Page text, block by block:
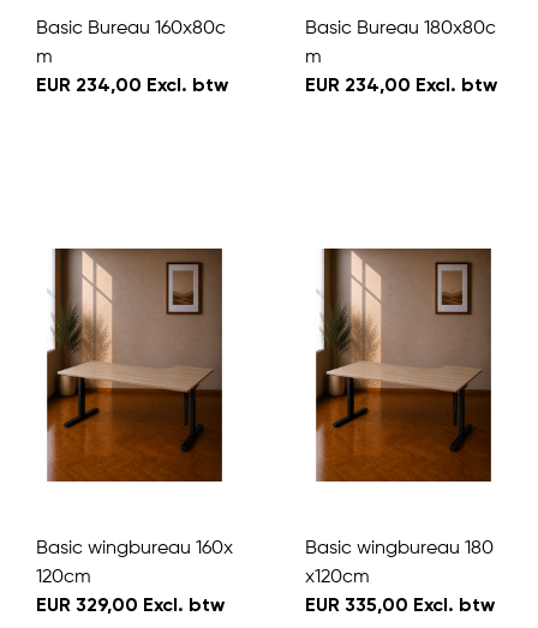
Basic Bureau 160x80c
m
EUR 234,00 Excl. btw
Basic Bureau 180x80c
m
EUR 234,00 Excl. btw
Basic wingbureau 160x
120cm
EUR 329,00 Excl. btw
Basic wingbureau 180
x120cm
EUR 335,00 Excl. btw